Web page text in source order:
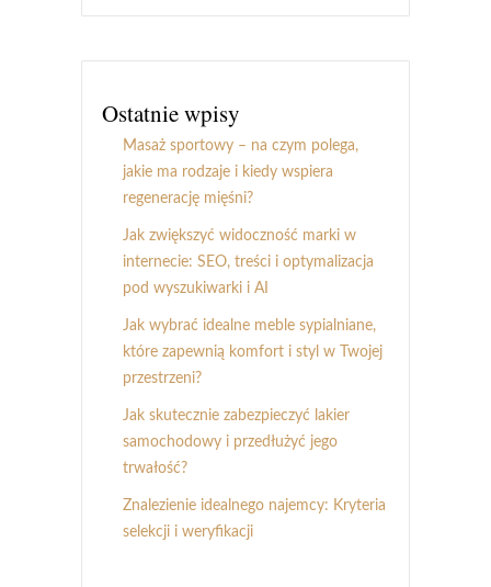
Ostatnie wpisy
Masaż sportowy – na czym polega,
jakie ma rodzaje i kiedy wspiera
regenerację mięśni?
Jak zwiększyć widoczność marki w
internecie: SEO, treści i optymalizacja
pod wyszukiwarki i AI
Jak wybrać idealne meble sypialniane,
które zapewnią komfort i styl w Twojej
przestrzeni?
Jak skutecznie zabezpieczyć lakier
samochodowy i przedłużyć jego
trwałość?
Znalezienie idealnego najemcy: Kryteria
selekcji i weryfikacji